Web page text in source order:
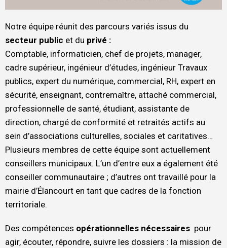
Notre équipe réunit des parcours variés issus du
secteur public et du privé :
Comptable, informaticien, chef de projets, manager,
cadre supérieur, ingénieur d’études, ingénieur Travaux
publics, expert du numérique, commercial, RH, expert en
sécurité, enseignant, contremaître, attaché commercial,
professionnelle de santé, étudiant, assistante de
direction, chargé de conformité et retraités actifs au
sein d’associations culturelles, sociales et caritatives…
Plusieurs membres de cette équipe sont actuellement
conseillers municipaux. L’un d’entre eux a également été
conseiller communautaire ; d’autres ont travaillé pour la
mairie d’Élancourt en tant que cadres de la fonction
territoriale.
Des compétences opérationnelles nécessaires pour
agir, écouter, répondre, suivre les dossiers : la mission de